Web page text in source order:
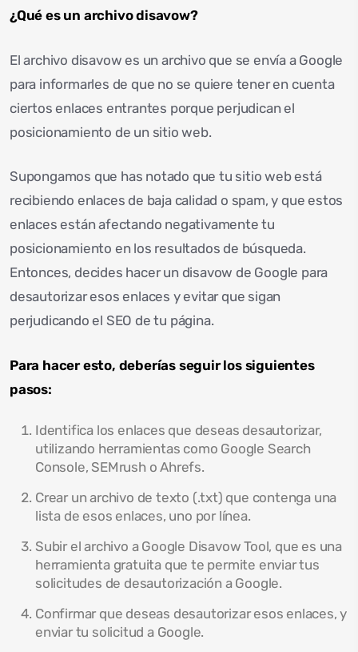
¿Qué es un archivo disavow?
El archivo disavow es un archivo que se envía a Google
para informarles de que no se quiere tener en cuenta
ciertos enlaces entrantes porque perjudican el
posicionamiento de un sitio web.
Supongamos que has notado que tu sitio web está
recibiendo enlaces de baja calidad o spam, y que estos
enlaces están afectando negativamente tu
posicionamiento en los resultados de búsqueda.
Entonces, decides hacer un disavow de Google para
desautorizar esos enlaces y evitar que sigan
perjudicando el SEO de tu página.
Para hacer esto, deberías seguir los siguientes
pasos:
Identifica los enlaces que deseas desautorizar,
utilizando herramientas como Google Search
Console, SEMrush o Ahrefs.
Crear un archivo de texto (.txt) que contenga una
lista de esos enlaces, uno por línea.
Subir el archivo a Google Disavow Tool, que es una
herramienta gratuita que te permite enviar tus
solicitudes de desautorización a Google.
Confirmar que deseas desautorizar esos enlaces, y
enviar tu solicitud a Google.